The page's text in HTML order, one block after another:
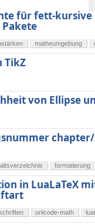
für fett-
Pakete
matheumgebung
TikZ
von Ellipse
formatierung
in LuaLaTeX
unicode-math